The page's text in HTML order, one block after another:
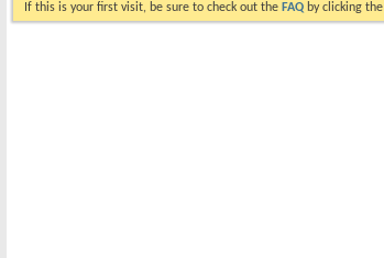
If this is your first visit, be sure to check out the FAQ by clicking